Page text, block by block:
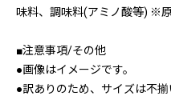
味料、調味料(アミノ酸等) ※
■注意事項/その他
●画像はイメージです。
●訳ありのため、サイズは不揃